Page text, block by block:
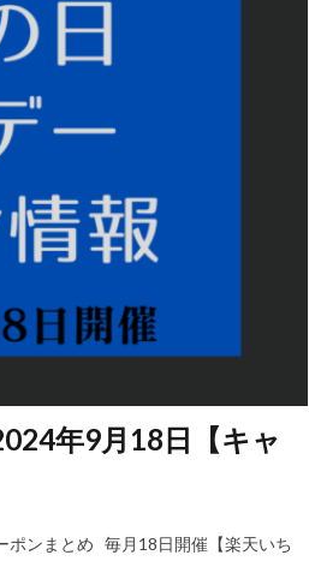
年9月18日【キャ
ポンまとめ 毎月18日開催【楽天いち